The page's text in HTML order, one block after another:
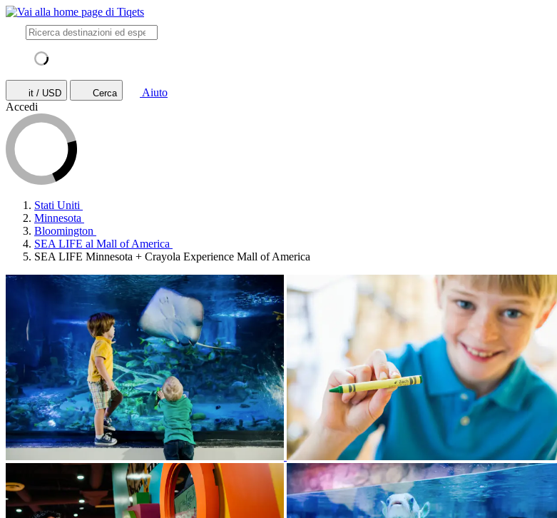
it / USD Cerca
Aiuto
Accedi
Stati Uniti
Minnesota
Bloomington
SEA LIFE al Mall of America
SEA LIFE Minnesota + Crayola Experience Mall of America